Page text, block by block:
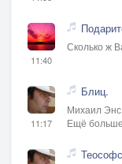
11:40
Сколько ж
11:17
Блиц.
Михаил Энс
Ещё больше